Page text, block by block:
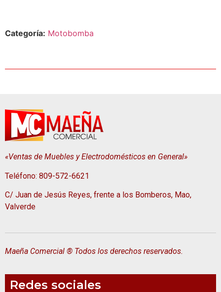
Categoría: Motobomba
«Ventas de Muebles y Electrodomésticos en General»
Teléfono: 809-572-6621
C/ Juan de Jesús Reyes, frente a los Bomberos, Mao,
Valverde
Maeña Comercial ® Todos los derechos reservados.
Redes sociales